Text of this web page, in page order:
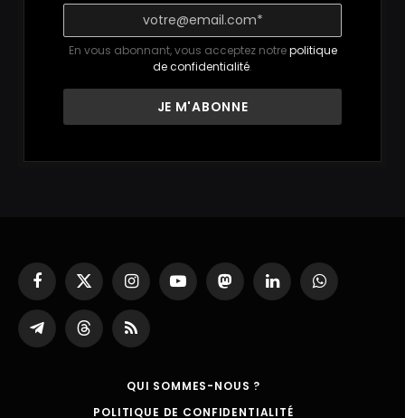
En vous abonnant, vous acceptez notrepolitique
de confidentialité.
Facebook
X
(Twitter)
InstagramYouTubeMastodonLinkedInWhatsApp
Partager
sur
ThreadsRSS
QUI SOMMES-NOUS ?
POLITIQUE DE CONFIDENTIALITÉ